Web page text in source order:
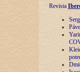
Revista